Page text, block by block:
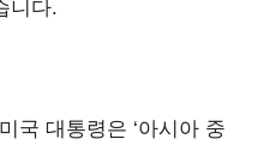
니다.
국 대통령은 ‘아시아 중